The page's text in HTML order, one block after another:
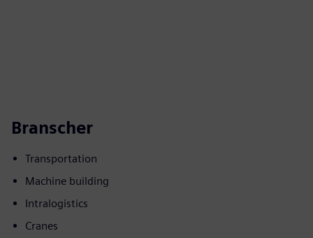
Branscher
Transportation
Machine building
Intralogistics
Cranes